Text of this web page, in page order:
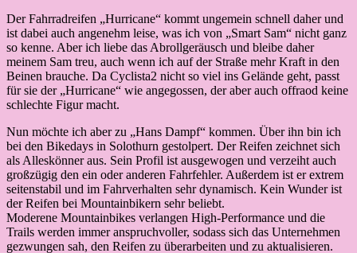
Der Fahrradreifen „Hurricane“ kommt ungemein schnell daher und
ist dabei auch angenehm leise, was ich von „Smart Sam“ nicht ganz
so kenne. Aber ich liebe das Abrollgeräusch und bleibe daher
meinem Sam treu, auch wenn ich auf der Straße mehr Kraft in den
Beinen brauche. Da Cyclista2 nicht so viel ins Gelände geht, passt
für sie der „Hurricane“ wie angegossen, der aber auch offraod keine
schlechte Figur macht.
Nun möchte ich aber zu „Hans Dampf“ kommen. Über ihn bin ich
bei den Bikedays in Solothurn gestolpert. Der Reifen zeichnet sich
als Alleskönner aus. Sein Profil ist ausgewogen und verzeiht auch
großzügig den ein oder anderen Fahrfehler. Außerdem ist er extrem
seitenstabil und im Fahrverhalten sehr dynamisch. Kein Wunder ist
der Reifen bei Mountainbikern sehr beliebt.
Moderene Mountainbikes verlangen High-Performance und die
Trails werden immer anspruchvoller, sodass sich das Unternehmen
gezwungen sah, den Reifen zu überarbeiten und zu aktualisieren.